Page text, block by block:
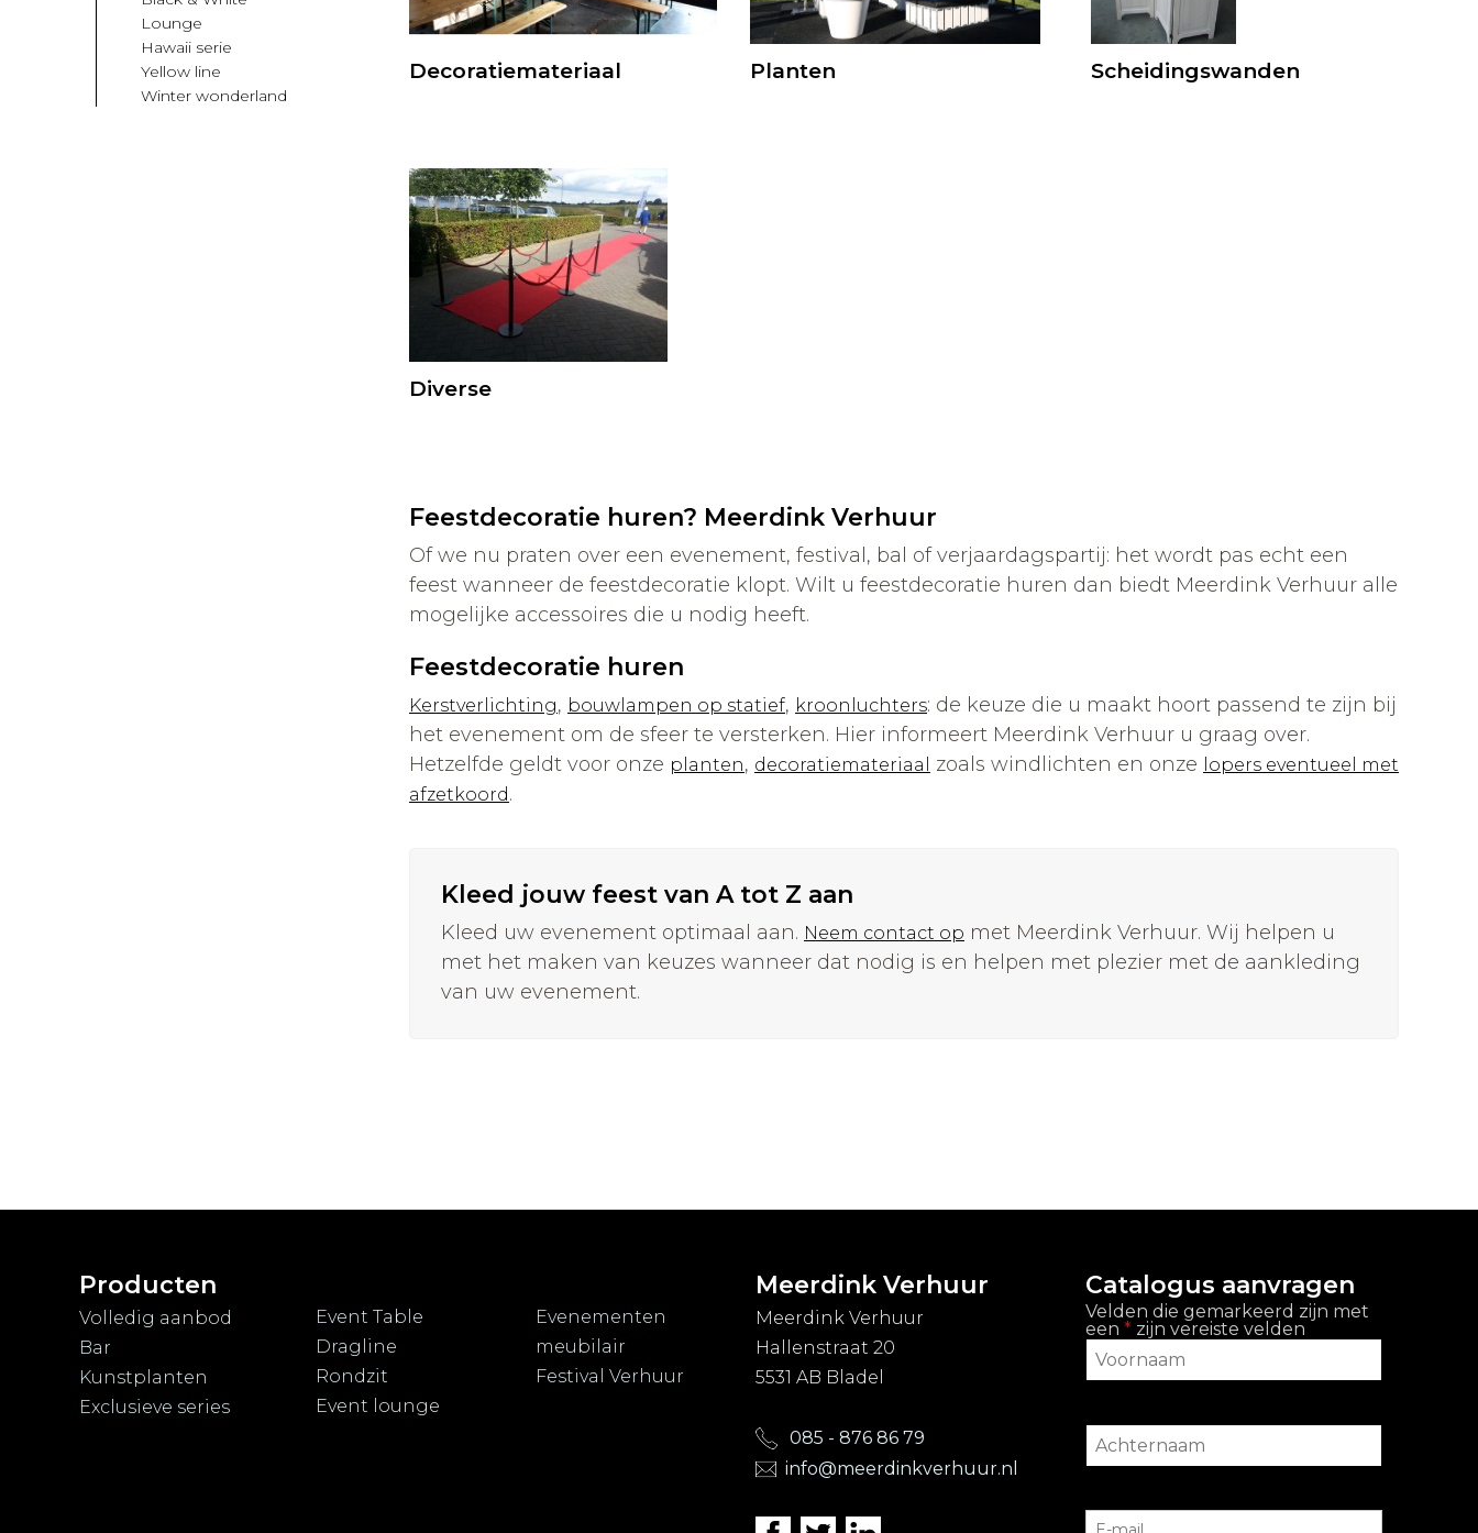
Lounge
Hawaii serie
Yellow line
Winter wonderland
Decoratiemateriaal Planten Scheidingswanden
Diverse
Feestdecoratie huren? Meerdink Verhuur
Of we nu praten over een evenement, festival, bal of verjaardagspartij: het wordt pas echt een
feest wanneer de feestdecoratie klopt. Wilt u feestdecoratie huren dan biedt Meerdink Verhuur alle
mogelijke accessoires die u nodig heeft.
Feestdecoratie huren
Kerstverlichting, bouwlampen op statief, kroonluchters: de keuze die u maakt hoort passend te zijn bij
het evenement om de sfeer te versterken. Hier informeert Meerdink Verhuur u graag over.
Hetzelfde geldt voor onze planten, decoratiemateriaal zoals windlichten en onze
lopers eventueel met
afzetkoord.
Kleed jouw feest van A tot Z aan
Kleed uw evenement optimaal aan. Neem contact op met Meerdink Verhuur. Wij helpen u
met het maken van keuzes wanneer dat nodig is en helpen met plezier met de aankleding
van uw evenement.
Producten
Volledig aanbod
Bar
Kunstplanten
Exclusieve series
Event Table
Dragline
Rondzit
Event lounge
Evenementen
meubilair
Festival Verhuur
Meerdink Verhuur
Meerdink Verhuur
Hallenstraat 20
5531 AB Bladel
085 - 876 86 79
info@meerdinkverhuur.nl
Catalogus aanvragen
Velden die gemarkeerd zijn met
een * zijn vereiste velden